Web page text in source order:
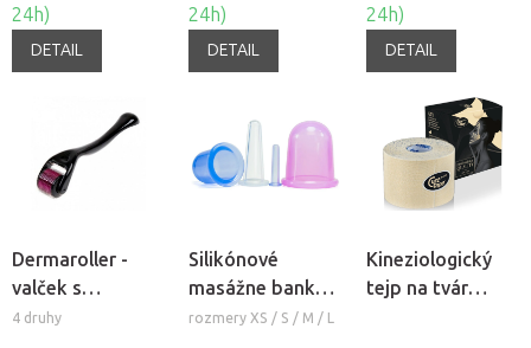
24h)
DETAIL
24h)
DETAIL
24h)
DETAIL
Dermaroller -
valček s
mikroihlami
4 druhy
Silikónové
masážne banky
Fabulo Bell
rozmery XS / S / M / L
Kineziologický
tejp na tvár